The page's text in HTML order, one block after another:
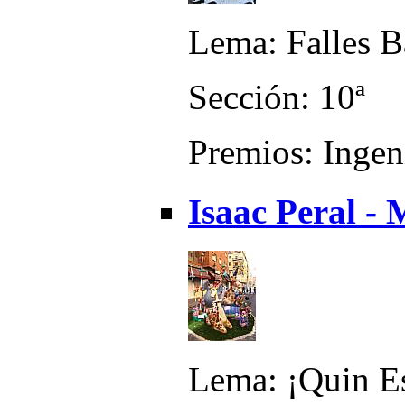
Lema: Falles
Sección: 10ª
Premios:
Isaac Peral -
Lema: ¡Quin